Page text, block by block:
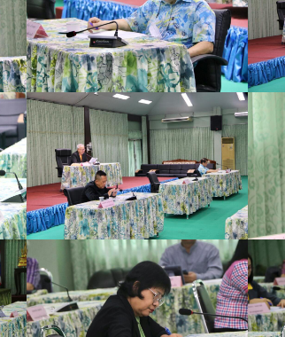
นหา